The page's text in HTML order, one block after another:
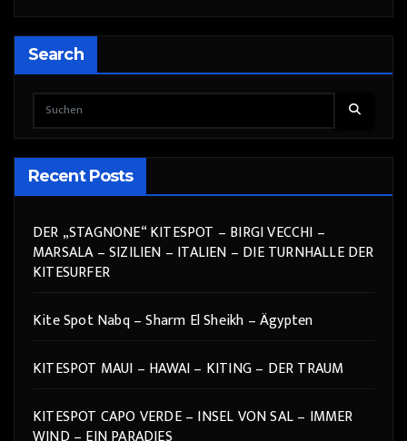
Search
Recent Posts
DER „STAGNONE“ KITESPOT – BIRGI VECCHI –
MARSALA – SIZILIEN – ITALIEN – DIE TURNHALLE DER
KITESURFER
Kite Spot Nabq – Sharm El Sheikh – Ägypten
KITESPOT MAUI – HAWAI – KITING – DER TRAUM
KITESPOT CAPO VERDE – INSEL VON SAL – IMMER